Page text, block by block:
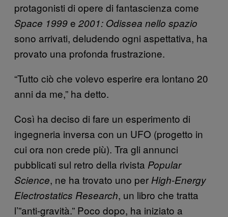
protagonisti di opere di fantascienza come
Space 1999e 2001: Odissea nello spazio
sono arrivati, deludendo ogni aspettativa, ha
provato una profonda frustrazione.
“Tutto ciò che volevo esperire era lontano 20
anni da me,” ha detto.
Così ha deciso di fare un esperimento di
ingegneria inversa con un UFO (progetto in
cui ora non crede più). Tra gli annunci
pubblicati sul retro della rivista Popular
Science, ne ha trovato uno per High-Energy
Electrostatics Research, un libro che tratta
l’”anti-gravità.” Poco dopo, ha iniziato a